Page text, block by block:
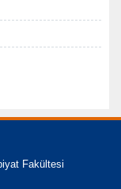
Fakültesi